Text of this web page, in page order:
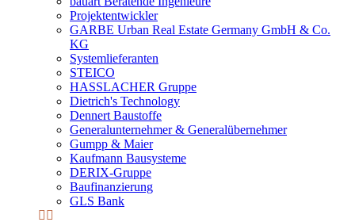
Projektentwickler
GARBE Urban Real Estate Germany GmbH & Co.
KG
Systemlieferanten
STEICO
HASSLACHER Gruppe
Dietrich's Technology
Dennert Baustoffe
Generalunternehmer & Generalübernehmer
Gumpp & Maier
Kaufmann Bausysteme
DERIX-Gruppe
Baufinanzierung
GLS Bank